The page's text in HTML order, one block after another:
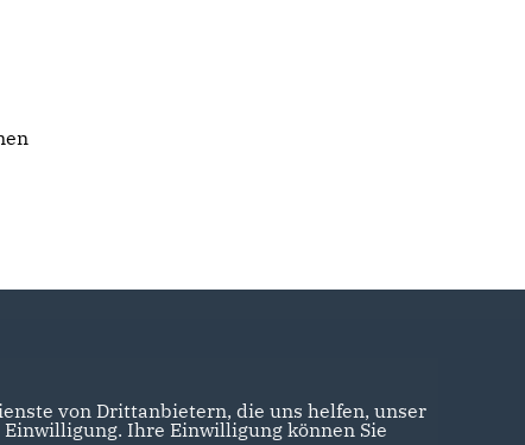
von Drittanbietern, die uns helfen, unser
Ihre Einwilligung können Sie